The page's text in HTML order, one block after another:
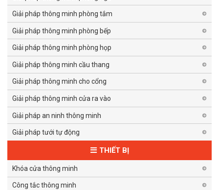
Giải pháp thông minh phòng tắm
Giải pháp thông minh phòng bếp
Giải pháp thông minh phòng họp
Giải pháp thông minh cầu thang
Giải pháp thông minh cho cổng
Giải pháp thông minh cửa ra vào
Giải pháp an ninh thông minh
Giải pháp tưới tự động
THIẾT BỊ
Khóa cửa thông minh
Công tắc thông minh